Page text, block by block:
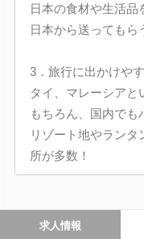
日本の食材や生活品
日本から送ってもら
3．旅行に出かけや
タイ、マレーシア
もちろん、国内でも
リゾート地やラン
所が多数！
求人情報